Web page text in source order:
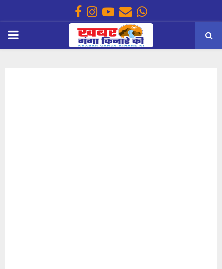
Facebook
Instagram
Youtube
EmailWhatsapp
PRIMARY